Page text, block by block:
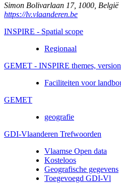
Simon Bolivarlaan 17, 1000 België
https://lv.vlaanderen.be
INSPIRE - Spatial scope
Regionaal
GEMET - INSPIRE themes,
Faciliteiten voor
GEMET
geografie
GDI-Vlaanderen Trefwoorden
Vlaamse Open data
Kosteloos
Geografische gegevens
Toegevoegd GDI-Vl